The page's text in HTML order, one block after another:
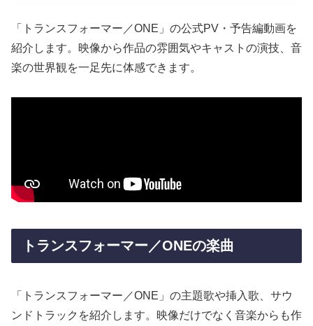
「トランスフォーマー／ONE」の公式PV・予告編動画を
紹介します。映像から作品の雰囲気やキャストの演技、音
楽の世界観を一足先に体感できます。
トランスフォーマー／ONEの楽曲
「トランスフォーマー／ONE」の主題歌や挿入歌、サウ
ンドトラックを紹介します。映像だけでなく音楽からも作